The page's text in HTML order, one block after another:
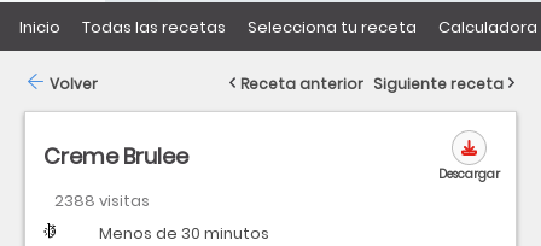
Inicio Todas las recetas Selecciona tu receta
Creme Brulee
2388 visitas
Dificultad
Tiempo Menos de 30 minutos
Descargar
Volver Receta anterior Siguiente receta